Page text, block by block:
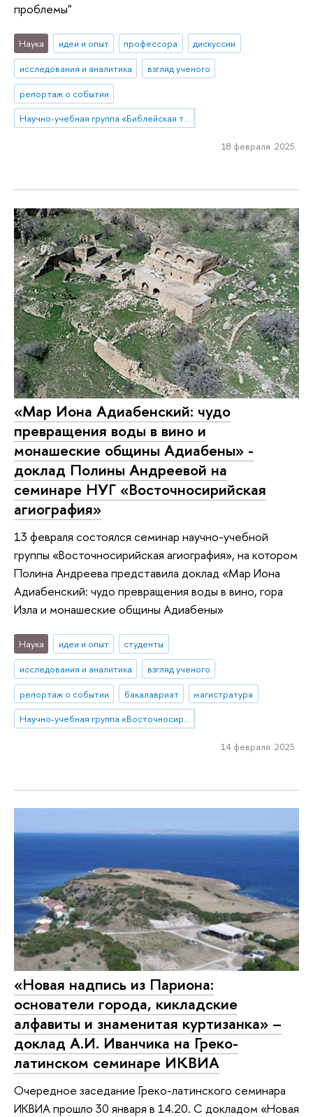
проблемы"
Наука идеи и опыт профессора
дискуссии
исследования и аналитика
взгляд ученого
репортаж о событии
Научно-учебная группа «Библейская традиция в иудеоэллинистическом мире: переводы и толкования»
18 февраля 2025
«Мар Иона Адиабенский: чудо
превращения воды в вино и
монашеские общины Адиабены» -
доклад Полины Андреевой на
семинаре НУГ «Восточносирийская
агиография»
13 февраля состоялся семинар научно-учебной
группы «Восточносирийская агиография», на котором
Полина Андреева представила доклад «Мар Иона
Адиабенский: чудо превращения воды в вино, гора
Изла и монашеские общины Адиабены»
Наука идеи и опыт
студенты
исследования и аналитика
взгляд ученого
репортаж о событии
бакалавриат
магистратура
Научно-учебная группа «Восточносирийская агиография»
14 февраля 2025
«Новая надпись из Париона:
основатели города, кикладские
алфавиты и знаменитая куртизанка» –
доклад А.И. Иванчика на Греко-
латинском семинаре ИКВИА
Очередное заседание Греко-латинского семинара
ИКВИА прошло 30 января в 14.20. С докладом «Новая